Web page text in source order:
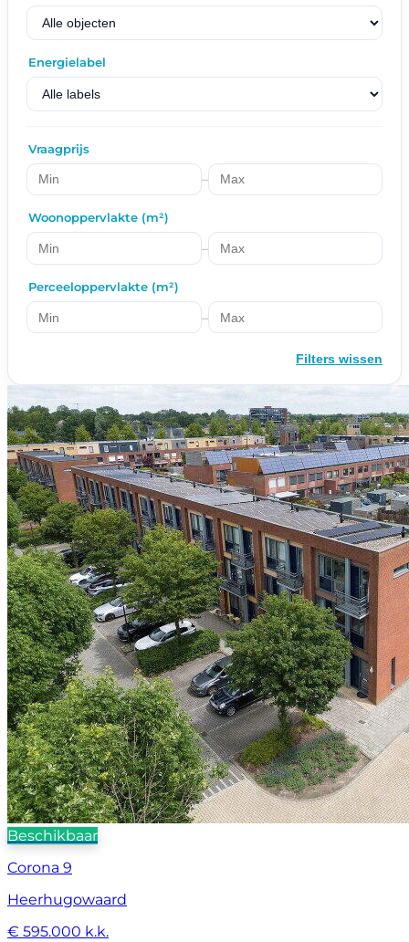
Energielabel
Vraagprijs
–
Woonoppervlakte (m²)
–
Perceeloppervlakte (m²)
–
Filters wissen
Beschikbaar
Corona 9
Heerhugowaard
€ 595.000 k.k.